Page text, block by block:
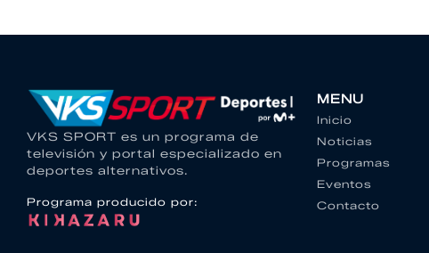
VKS SPORT es un programa de
televisión y portal especializado en
deportes alternativos.
Programa producido por:
MENU
Inicio
Noticias
Programas
Eventos
Contacto